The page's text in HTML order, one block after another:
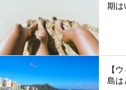
期は
【
島は